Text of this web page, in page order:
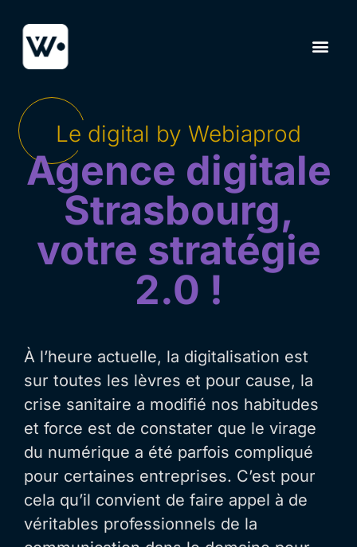
Le digital by Webiaprod
Agence digitale
Strasbourg,
votre stratégie
2.0 !
À l’heure actuelle, la digitalisation est
sur toutes les lèvres et pour cause, la
crise sanitaire a modifié nos habitudes
et force est de constater que le virage
du numérique a été parfois compliqué
pour certaines entreprises. C’est pour
cela qu’il convient de faire appel à de
véritables professionnels de la